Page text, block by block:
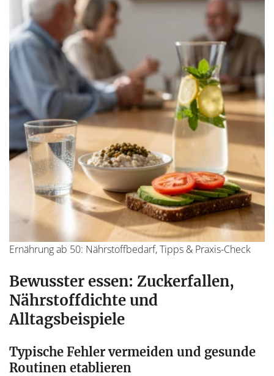
Ernährung ab 50: Nährstoffbedarf, Tipps & Praxis-Check
Bewusster essen: Zuckerfallen,
Nährstoffdichte und
Alltagsbeispiele
Typische Fehler vermeiden und gesunde
Routinen etablieren